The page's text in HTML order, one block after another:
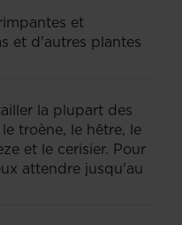
et
et d'autres plantes
la plupart des
troène, le hêtre, le
et le cerisier. Pour
attendre jusqu'au